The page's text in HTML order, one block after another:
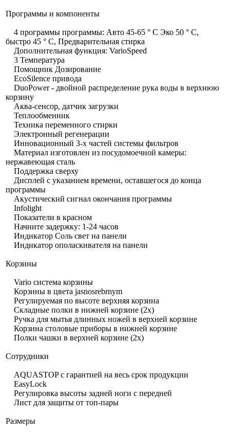
Программы и компоненты
4 программы программы: Авто 45-65 ° С Эко 50 ° С,
быстро 45 ° C, Предварительная стирка
Дополнительная функция: VarioSpeed
3 Температура
Помощник Дозирование
EcoSilence привода
DuoPower - двойной распределение рука воды в верхнюю
корзину
Аква-сенсор, датчик загрузки
Теплообменник
Техника переменного стирки
Электронный регенерации
Инновационный 3-х частей системы фильтров
Материал изготовлен из посудомоечной камеры:
нержавеющая сталь
Поддержка сверху
Дисплей с указанием времени, оставшегося до конца
программы
Акустический сигнал окончания программы
Infolight
Показатели в красном
Начните задержку: 1-24 часов
Индикатор Соль свет на панели
Индикатор ополаскивателя на панели
Корзины
Vario система корзины
Корзины в цвета jasnosrebrnym
Регулируемая по высоте верхняя корзина
Складные полки в нижней корзине (2x)
Ручка для мытья длинных ножей в верхней корзине
Корзина столовые приборы в нижней корзине
Полки чашки в верхней корзине (2x)
Сотрудники
AQUASTOP с гарантией на весь срок продукции
EasyLock
Регулировка высоты задней ноги с передней
Лист для защиты от топ-пары
Размеры